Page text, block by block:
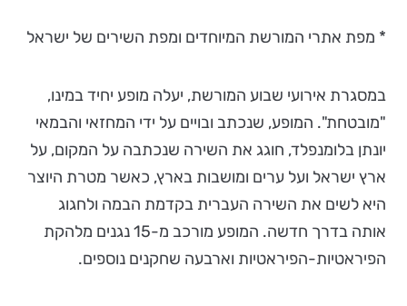
* מפת אתרי המורשת המיוחדים ומפת השירים של ישראל
במסגרת אירועי שבוע המורשת, יעלה מופע יחיד במינו,
"מובטחת". המופע, שנכתב ובויים על ידי המחזאי והבמאי
יונתן בלומנפלד, חוגג את השירה שנכתבה על המקום, על
ארץ ישראל ועל ערים ומושבות בארץ, כאשר מטרת היוצר
היא לשים את השירה העברית בקדמת הבמה ולחגוג
אותה בדרך חדשה. המופע מורכב מ-15 נגנים מלהקת
הפיראטיות-הפיראטיות וארבעה שחקנים נוספים.